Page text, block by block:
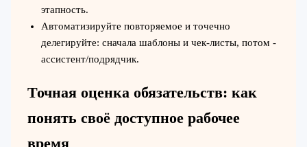
этапность.
Автоматизируйте повторяемое и точечно
делегируйте: сначала шаблоны и чек‑листы, потом -
ассистент/подрядчик.
Точная оценка обязательств: как
понять своё доступное рабочее
время